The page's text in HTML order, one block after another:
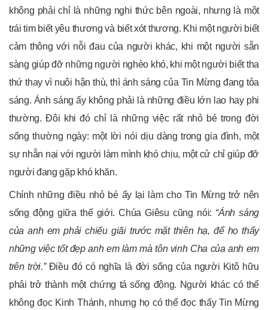
không phải chỉ là những nghi thức bên ngoài, nhưng là một
trái tim biết yêu thương và biết xót thương. Khi một người biết
cảm thông với nỗi đau của người khác, khi một người sẵn
sàng giúp đỡ những người nghèo khó, khi một người biết tha
thứ thay vì nuôi hận thù, thì ánh sáng của Tin Mừng đang tỏa
sáng. Ánh sáng ấy không phải là những điều lớn lao hay phi
thường. Đôi khi đó chỉ là những việc rất nhỏ bé trong đời
sống thường ngày: một lời nói dịu dàng trong gia đình, một
sự nhẫn nại với người làm mình khó chịu, một cử chỉ giúp đỡ
người đang gặp khó khăn.
Chính những điều nhỏ bé ấy lại làm cho Tin Mừng trở nên
sống động giữa thế giới. Chúa Giêsu cũng nói: “Ánh sáng
của anh em phải chiếu giãi trước mặt thiên hạ, để họ thấy
những việc tốt đẹp anh em làm mà tôn vinh Cha của anh em
trên trời.”Điều đó có nghĩa là đời sống của người Kitô hữu
phải trở thành một chứng tá sống động. Người khác có thể
không đọc Kinh Thánh, nhưng họ có thể đọc thấy Tin Mừng